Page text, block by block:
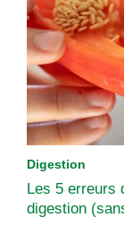
Digestion
Les 5 erreurs
digestion